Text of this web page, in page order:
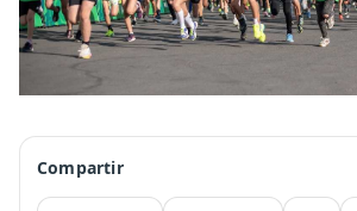
Compartir